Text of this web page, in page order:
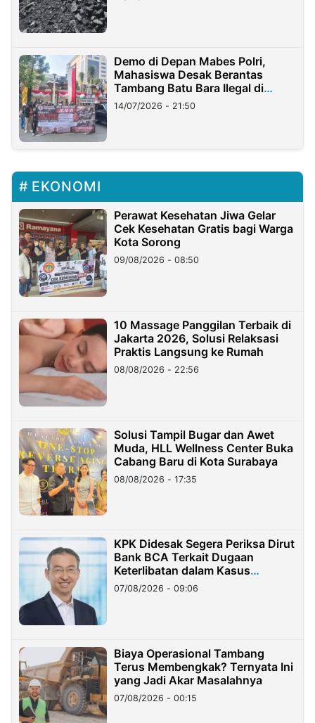
Demo di Depan Mabes Polri,
Mahasiswa Desak Berantas
Tambang Batu Bara Ilegal di
Lampung
14/07/2026 - 21:50
EKONOMI
Perawat Kesehatan Jiwa Gelar
Cek Kesehatan Gratis bagi Warga
Kota Sorong
09/08/2026 - 08:50
10 Massage Panggilan Terbaik di
Jakarta 2026, Solusi Relaksasi
Praktis Langsung ke Rumah
08/08/2026 - 22:56
Solusi Tampil Bugar dan Awet
Muda, HLL Wellness Center Buka
Cabang Baru di Kota Surabaya
08/08/2026 - 17:35
KPK Didesak Segera Periksa Dirut
Bank BCA Terkait Dugaan
Keterlibatan dalam Kasus
Hilangnya Dana Nasabah Rp2,58
Miliar
07/08/2026 - 09:06
Biaya Operasional Tambang
Terus Membengkak? Ternyata Ini
yang Jadi Akar Masalahnya
07/08/2026 - 00:15